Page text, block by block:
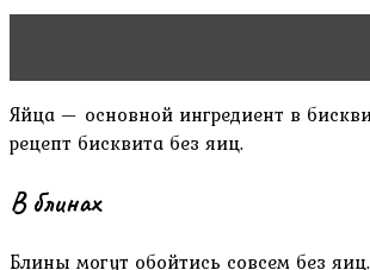
Яйца — основной ингредиент в
рецепт бисквита без яиц.
В блинах
Блины могут обойтись совсем без